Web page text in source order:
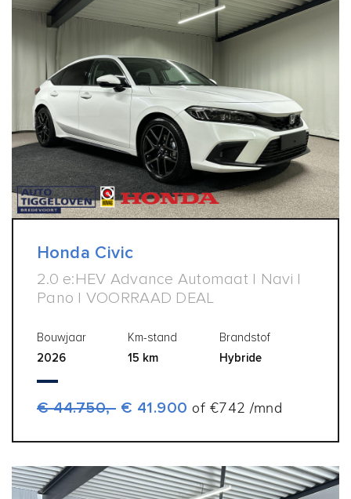
Honda Civic
2.0 e:HEV Advance Automaat | Navi |
Pano | VOORRAAD DEAL
Bouwjaar
2026
Km-stand
15 km
Brandstof
Hybride
€ 44.750,- € 41.900 of €742 /mnd